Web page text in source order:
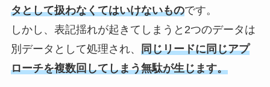
タとして扱わなくてはいけないものです。
しかし、表記揺れが起きてしまうと 2つのデータは
別データとして処理され、 同じリードに同じアプ
ローチを複数回してしまう無駄が生じます。